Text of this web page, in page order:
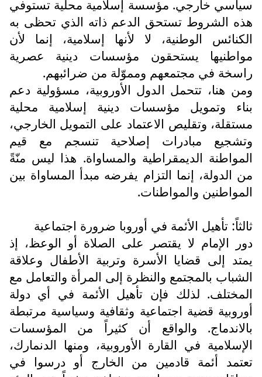
سياسي خارجي. مؤسسة إسلامية محلية تستوفي
هذه الشروط تستحق الدعم ذاته الذي تحظى به
الكنائس الوطنية، لا لأنها إسلامية، إنما لأن
مواطنيها يستحقون مؤسسات دينية عصرية
راسخة في مجتمعهم ومموّلة من ضرائبهم.
ومن هنا، تتحمل الدول الأوروبية، مسؤولية دعم
بناء وتمويل مؤسسات دينية إسلامية محلية
مستقلة، وتقليص الاعتماد على التمويل الخارجي،
وتشجيع مبادرات إصلاحية تنسجم مع قيم
المواطنة الديمقراطية والمساواة. هذا ليس منّةً
من الدولة، إنما التزام يفرضه مبدأ المساواة بين
المواطنين والمواطنات.
ثالثاً: تأهيل الأئمة في أوروبا ضرورة اجتماعية
دور الإمام لا يقتصر على الصلاة أو الوعظ، إذ
يمتد إلى قضايا الأسرة وتربية الأطفال وعلاقة
الشباب بالمجتمع والنظرة إلى المرأة والتعامل مع
المختلف. لذلك فإن تأهيل الأئمة في أي دولة
أوروبية قضية اجتماعية وثقافية وسياسية مرتبطة
بالاندماج. والواقع أن كثيراً من المؤسسات
الإسلامية في القارة الأوروبية، ومنها الدنمارك،
تعتمد أئمة قادمين من الخارج أو درسوا في